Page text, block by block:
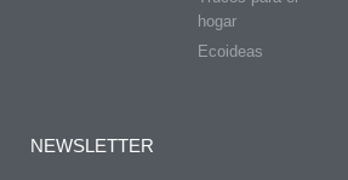
hogar
Ecoideas
NEWSLETTER